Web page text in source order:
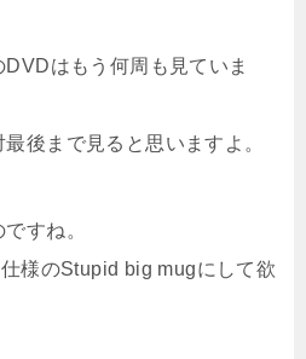
はもう何周も見ていま
後まで見ると思いますよ。
すね。
様のStupid big mugにして欲